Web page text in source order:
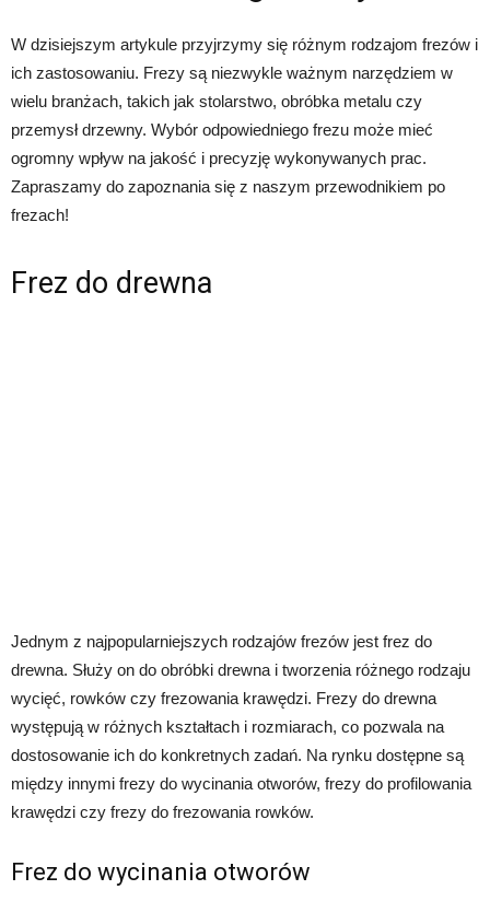
W dzisiejszym artykule przyjrzymy się różnym rodzajom frezów i
ich zastosowaniu. Frezy są niezwykle ważnym narzędziem w
wielu branżach, takich jak stolarstwo, obróbka metalu czy
przemysł drzewny. Wybór odpowiedniego frezu może mieć
ogromny wpływ na jakość i precyzję wykonywanych prac.
Zapraszamy do zapoznania się z naszym przewodnikiem po
frezach!
Frez do drewna
Jednym z najpopularniejszych rodzajów frezów jest frez do
drewna. Służy on do obróbki drewna i tworzenia różnego rodzaju
wycięć, rowków czy frezowania krawędzi. Frezy do drewna
występują w różnych kształtach i rozmiarach, co pozwala na
dostosowanie ich do konkretnych zadań. Na rynku dostępne są
między innymi frezy do wycinania otworów, frezy do profilowania
krawędzi czy frezy do frezowania rowków.
Frez do wycinania otworów